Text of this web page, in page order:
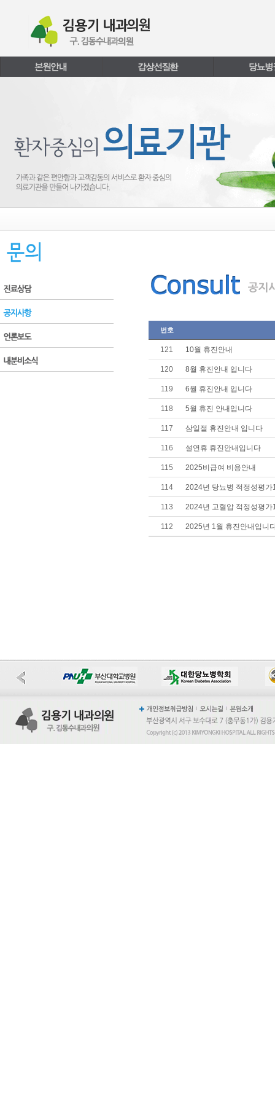
번호
121 10월 휴진안내
120 8월 휴진안내 입니다
119 6월 휴진안내 입니다
118 5월 휴진 안내입니다
117 삼일절 휴진안내 입니다
116 설연휴 휴진안내입니다
115 2025비급여 비용안내
114 2024년 당뇨병 적정성평가
113 2024년 고혈압 적정성평가
112 2025년 1월 휴진안내입니